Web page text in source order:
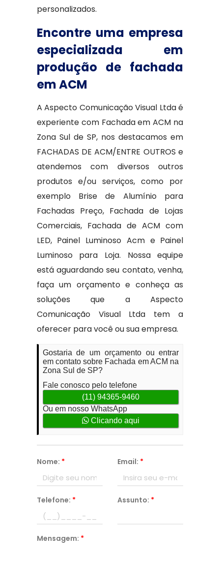
personalizados.
Encontre uma empresa
especializada em
produção de fachada
em ACM
A Aspecto Comunicação Visual Ltda é
experiente com Fachada em ACM na
Zona Sul de SP, nos destacamos em
FACHADAS DE ACM/ENTRE OUTROS e
atendemos com diversos outros
produtos e/ou serviços, como por
exemplo Brise de Alumínio para
Fachadas Preço, Fachada de Lojas
Comerciais, Fachada de ACM com
LED, Painel Luminoso Acm e Painel
Luminoso para Loja. Nossa equipe
está aguardando seu contato, venha,
faça um orçamento e conheça as
soluções que a Aspecto
Comunicação Visual Ltda tem a
oferecer para você ou sua empresa.
Gostaria de um orçamento ou entrar
em contato sobre Fachada em ACM na
Zona Sul de SP?
Fale conosco pelo telefone
(11) 94365-9460
Ou em nosso WhatsApp
Clicando aqui
Nome: * Email: *
Telefone: * Assunto: *
Mensagem: *